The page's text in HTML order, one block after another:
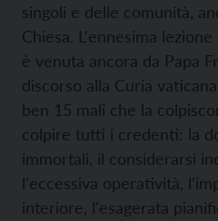
singoli e delle comunità,
Chiesa. L'ennesima
è venuta ancora da Papa
discorso alla Curia
ben 15 mali che la
colpire tutti i credenti: la
immortali, il considerarsi
l'eccessiva operatività,
interiore, l'esagerata